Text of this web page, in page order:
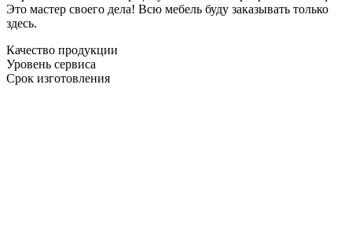
Это мастер своего дела! Всю мебель буду заказывать только
здесь.
Качество продукции
Уровень сервиса
Срок изготовления